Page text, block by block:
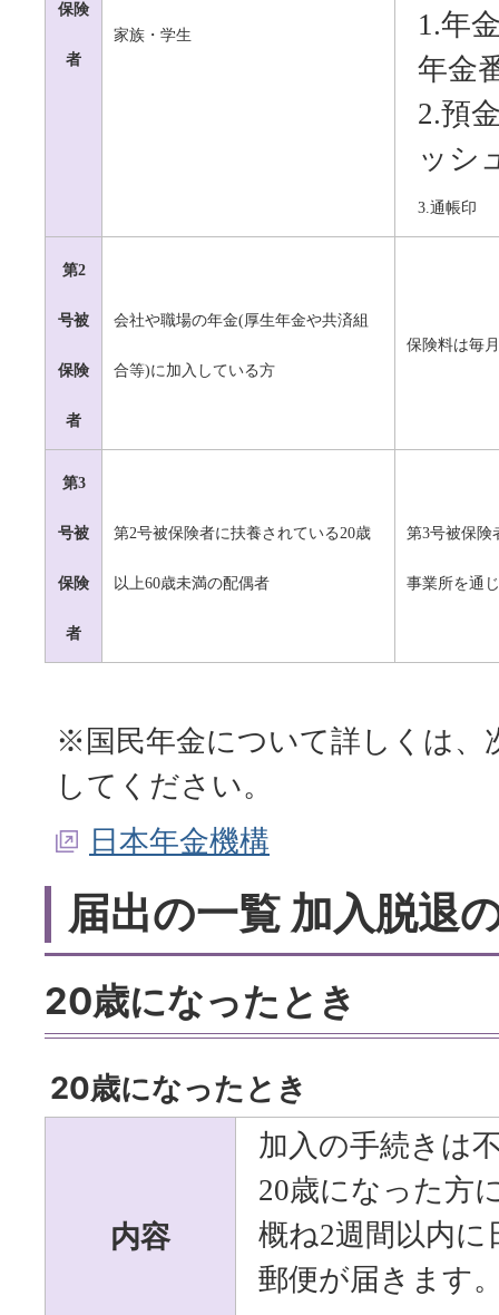
保険
者
家族・学生
1.年
年金
2.預
ッシ
3.通帳印
第2
号被
保険
者
会社や職場の年金(厚生年金や共済組
合等)に加入している方
保険料は毎
第3
号被
保険
者
第2号被保険者に扶養されている20歳
以上60歳未満の配偶者
第3号被保険
事業所を通
※国民年金について詳しくは、
してください。
日本年金機構
届出の一覧 加入脱退
20歳になったとき
20歳になったとき
内容
加入の手続きは
20歳になった方
概ね2週間以内に
郵便が届きます